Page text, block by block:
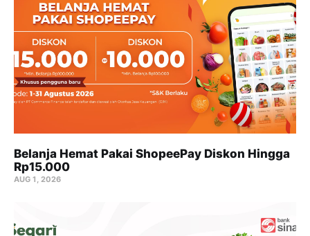
Belanja Hemat Pakai ShopeePay Diskon Hingga
Rp15.000
AUG 1, 2026